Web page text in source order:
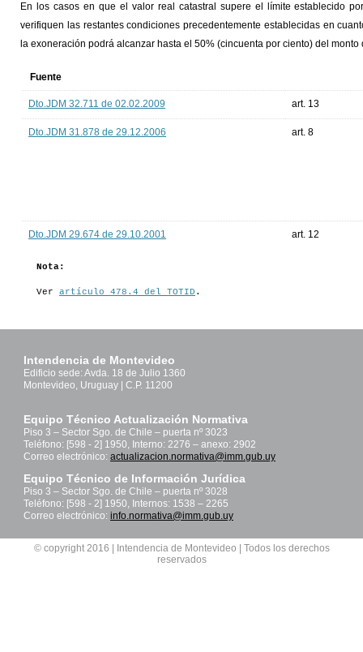
En los casos en que el valor real catastral supere el límite establecido
verifiquen las restantes condiciones precedentemente establecidas en
la exoneración podrá alcanzar hasta el 50% (cincuenta por ciento) del monto
Fuente
Dto.JDM 32.711 de 02.02.2009 art. 13
Dto.JDM 31.878 de 29.12.2006 art. 8
Dto.JDM 29.674 de 29.10.2001 art. 12
Nota:
Ver artículo 478.4 del TOTID .
Intendencia de Montevideo
Edificio sede: Avda. 18 de Julio 1360
Montevideo, Uruguay | C.P. 11200
Equipo Técnico Actualización Normativa
Piso 3 – Sector Sgo. de Chile – puerta nº 3023
Teléfono: [598 - 2] 1950, Interno: 2276 – anexo: 2902
Correo electrónico: actualizacion.normativa@imm.gub.uy
Equipo Técnico de Información Jurídica
Piso 3 – Sector Sgo. de Chile – puerta nº 3028
Teléfono: [598 - 2] 1950, Internos: 1538 – 2265
Correo electrónico: info.normativa@imm.gub.uy
© copyright 2016 | Intendencia de Montevideo | Todos los derechos
reservados